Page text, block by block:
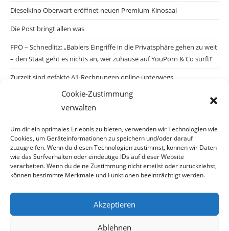
Cookie-Zustimmung
verwalten
Um dir ein optimales Erlebnis zu bieten, verwenden wir Technologien wie
Cookies, um Geräteinformationen zu speichern und/oder darauf
zuzugreifen. Wenn du diesen Technologien zustimmst, können wir Daten
wie das Surfverhalten oder eindeutige IDs auf dieser Website
verarbeiten. Wenn du deine Zustimmung nicht erteilst oder zurückziehst,
können bestimmte Merkmale und Funktionen beeinträchtigt werden.
Akzeptieren
Ablehnen
Dieselkino Oberwart eröffnet neuen Premium-Kinosaal
Die Post bringt allen was
FPÖ – Schnedlitz: „Bablers Eingriffe in die Privatsphäre gehen zu weit
– den Staat geht es nichts an, wer zuhause auf YouPorn & Co surft!“
Zurzeit sind gefakte A1-Rechnungen online unterwegs
Salzburgs Juden und ihre Sicherheit: „Erst nach einem Anschlag wäre
die Gefahr endlich konkret!“
Biologisches Wunder in Ceuta
Ein vermeintliches Abschiebemärchen
Archiv